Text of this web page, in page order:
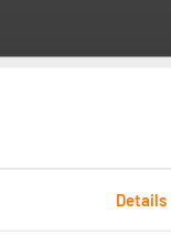
Details
dunklen